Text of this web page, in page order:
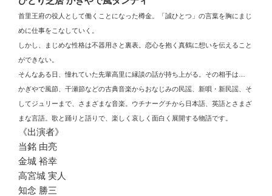
首里王府の役人として働くことになった樽金。「誠ひとつ」の言葉を胸にまじ
めに仕事をこなしていく。
しかし、まじめな性格は不器用さと裏表。恋心を抱く真鶴に想いを伝えること
ができない。
そんなある日、憧れていた先輩高里に縁談の話が持ち上がる。その相手は…
かぎやで風節、干瀬節などの古典音楽からおなじみの民謡、新唄・新民謡、そ
してジュリーまで、さまざまな音楽。ウチナーグチから日本語、英語とさまざ
まな言語。歌と踊りと語りで、楽しく哀しく面白く展開する物語です。
《出演者》
当銘 由亮
金城 裕幸
高宮城 実人
知念 勝三